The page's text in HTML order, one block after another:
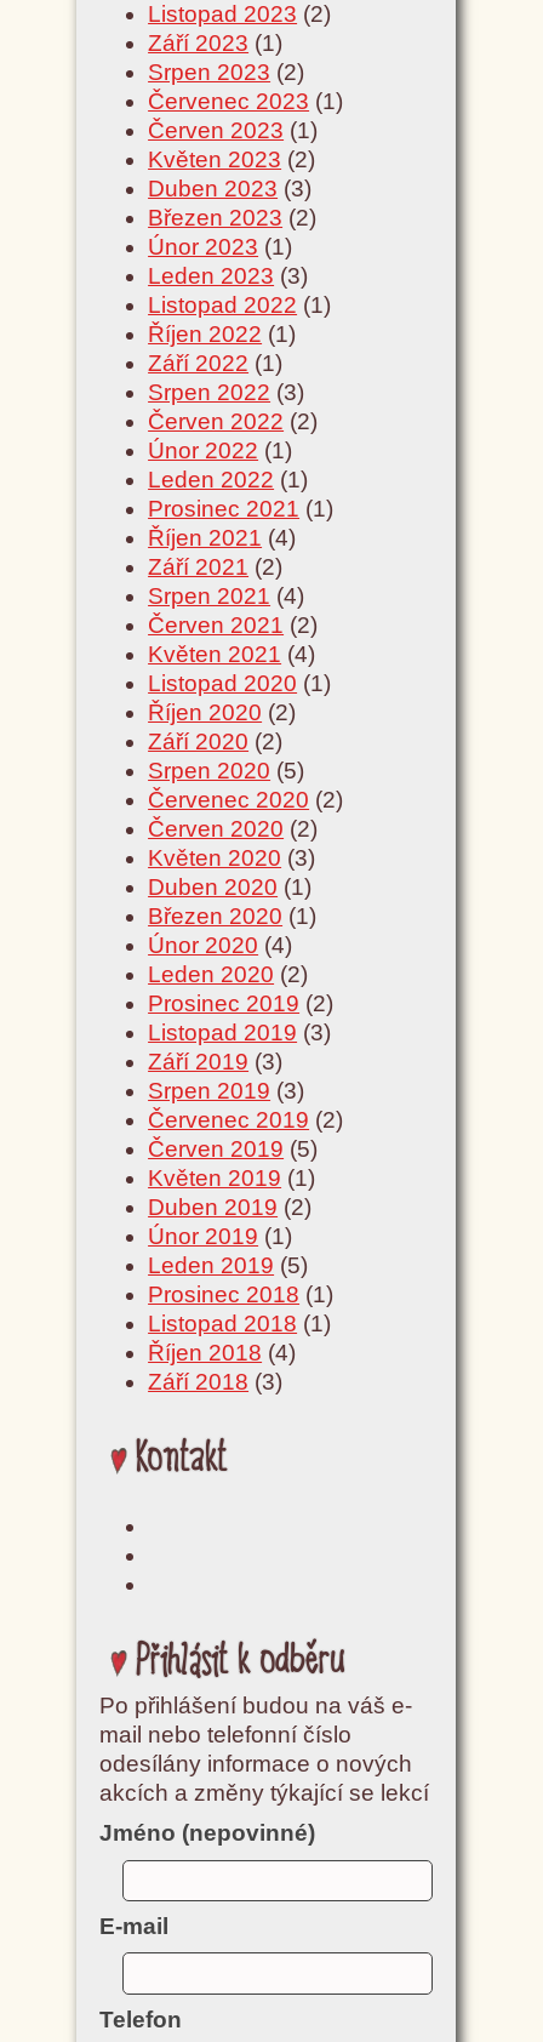
Listopad 2023 (2)
Září 2023 (1)
Srpen 2023 (2)
Červenec 2023 (1)
Červen 2023 (1)
Květen 2023 (2)
Duben 2023 (3)
Březen 2023 (2)
Únor 2023 (1)
Leden 2023 (3)
Listopad 2022 (1)
Říjen 2022 (1)
Září 2022 (1)
Srpen 2022 (3)
Červen 2022 (2)
Únor 2022 (1)
Leden 2022 (1)
Prosinec 2021 (1)
Říjen 2021 (4)
Září 2021 (2)
Srpen 2021 (4)
Červen 2021 (2)
Květen 2021 (4)
Listopad 2020 (1)
Říjen 2020 (2)
Září 2020 (2)
Srpen 2020 (5)
Červenec 2020 (2)
Červen 2020 (2)
Květen 2020 (3)
Duben 2020 (1)
Březen 2020 (1)
Únor 2020 (4)
Leden 2020 (2)
Prosinec 2019 (2)
Listopad 2019 (3)
Září 2019 (3)
Srpen 2019 (3)
Červenec 2019 (2)
Červen 2019 (5)
Květen 2019 (1)
Duben 2019 (2)
Únor 2019 (1)
Leden 2019 (5)
Prosinec 2018 (1)
Listopad 2018 (1)
Říjen 2018 (4)
Září 2018 (3)
Kontakt
Přihlásit k odběru
Po přihlášení budou na váš e-
mail nebo telefonní číslo
odesílány informace o nových
akcích a změny týkající se lekcí
Jméno (nepovinné)
E-mail
Telefon